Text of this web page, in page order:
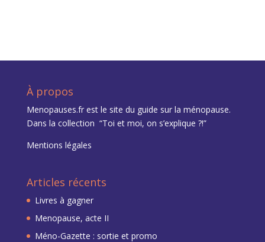
À propos
Menopauses.fr est le site du guide sur la ménopause.
Dans la collection “Toi et moi, on s’explique ?!”
Mentions légales
Articles récents
Livres à gagner
Menopause, acte II
Méno-Gazette : sortie et promo